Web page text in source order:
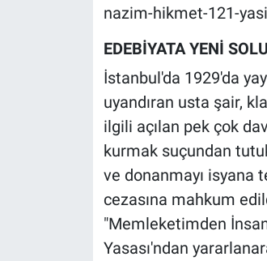
nazim-hikmet-121-
EDEBİYATA YENİ
İstanbul'da 1929'da
uyandıran usta şair,
ilgili açılan pek çok
kurmak suçundan
ve donanmayı isyana
cezasına mahkum
"Memleketimden
Yasası'ndan